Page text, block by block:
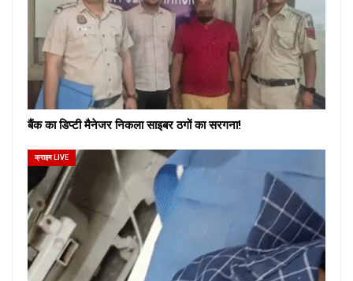
बैंक का डिप्टी मैनेजर निकला साइबर ठगों का सरगना!
क्राइम LIVE